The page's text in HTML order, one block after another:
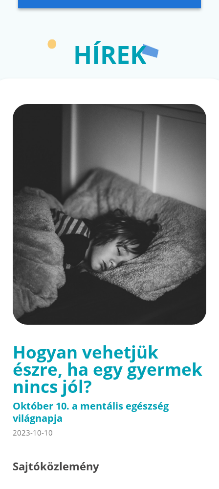
HÍREK
Hogyan vehetjük
észre, ha egy gyermek
nincs jól?
Október 10. a mentális egészség
világnapja
2023-10-10
Sajtóközlemény